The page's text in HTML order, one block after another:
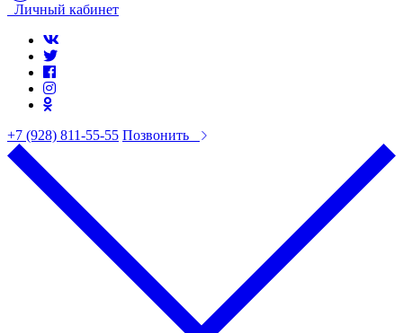
Личный кабинет
+7 (928) 811-55-55 Позвонить